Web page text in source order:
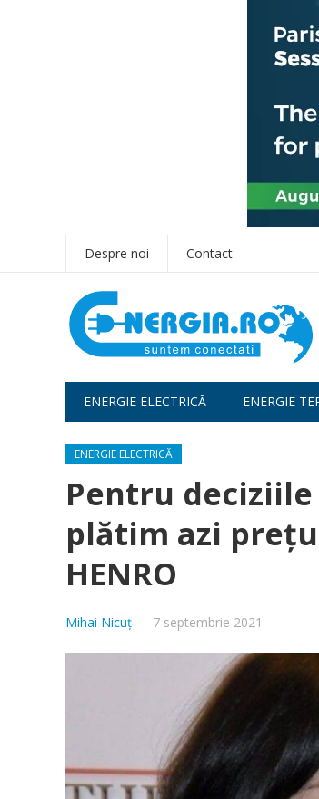
Despre noi Contact
ENERGIE ELECTRICĂ ENERGIE
ENERGIE ELECTRICĂ
Pentru
plătim azi
HENRO
Mihai Nicuț — 7 septembrie 2021